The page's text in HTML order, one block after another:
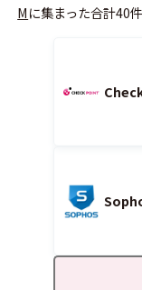
Mに集まった合計40